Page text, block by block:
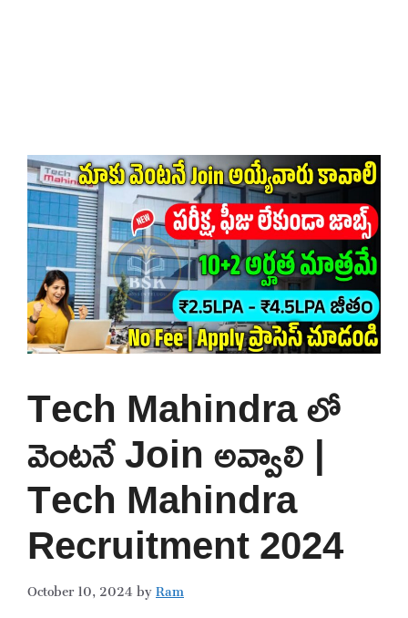
Tech Mahindra లో
వెంటనే Join అవ్వాలి |
Tech Mahindra
Recruitment 2024
October 10, 2024byRam